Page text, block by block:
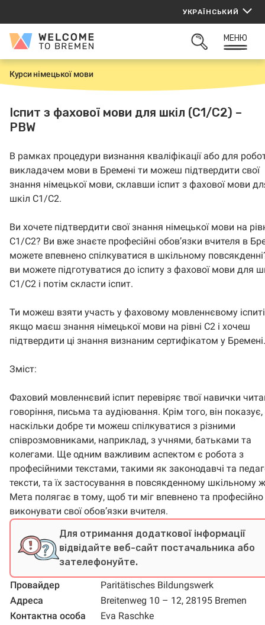
вмісту
УКРАЇНСЬКИЙ
Welcome
ВІДКРИТИ
МЕНЮ
H
o
e
Курси німецької мови
Іспит з фахової мови для шкіл (C1/C2) –
PBW
В рамках процедури визнання кваліфікації або для
викладачем мови в Бремені ти можеш підтвердити свої
знання німецької мови, склавши іспит з фахової мови
шкіл C1/C2.
Ви хочете підтвердити свої знання німецької мови на
C1/C2? Ви вже знаєте професійні обов’язки вчителя в
можете впевнено спілкуватися в шкільному
ви можете підготуватися до іспиту з фахової мови для
C1/C2 і потім скласти іспит.
Ти можеш взяти участь у фаховому мовленнєвому
якщо маєш знання німецької мови на рівні C2 і хочеш
підтвердити ці знання визнаним сертифікатом у Бремені.
Зміст:
Фаховий мовленнєвий іспит перевіряє твої навички
говоріння, письма та аудіювання. Крім того, він показує,
наскільки добре ти можеш спілкуватися з різними
співрозмовниками, наприклад, з учнями, батьками та
колегами. Ще одним важливим аспектом є робота з
професійними текстами, такими як законодавчі та
тексти, та їх застосування в повсякденному шкільному
Мета полягає в тому, щоб ти міг впевнено та професійно
виконувати свої обов’язки вчителя.
Для отримання додаткової інформації
відвідайте веб-сайт постачальника або
зателефонуйте.
Провайдер
Paritätisches Bildungswerk
Адреса
Breitenweg 10 – 12, 28195 Bremen
Контактна особа
Eva Raschke